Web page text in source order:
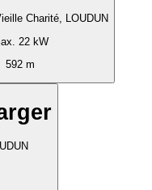
Charité, LOUDUN
22 kW
592 m